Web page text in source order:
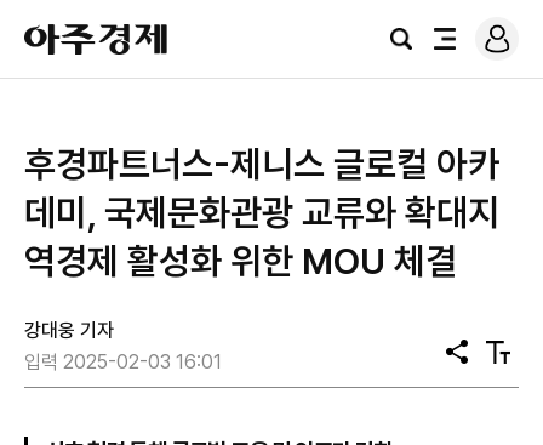
아
주
경
검
전
로
그
후경파트너스-제니스 글로컬 아카
데미, 국제문화관광 교류와 확대지
역경제 활성화 위한 MOU 체결
강대웅 기자
입력 2025-02-03 16:01
공
유
텍
스